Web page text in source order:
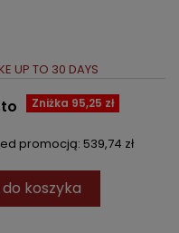
UP TO 30 DAYS
Zniżka 95,25 zł
promocją: 539,74 zł
koszyka